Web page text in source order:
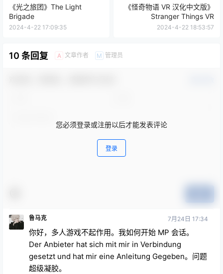
《光之旅团》The Light
Brigade
2024-4-22 17:09:35
《怪奇物语 VR 汉化中文版》
Stranger Things VR
2024-4-22 18:53:57
10 条回复 A 文章作者 M 管理员
您必须登录或注册以后才能发表评论
登录
鲁马克 7月24日 17:34
你好，多人游戏不起作用。我如何开始 MP 会话。
Der Anbieter hat sich mit mir in Verbindung
gesetzt und hat mir eine Anleitung Gegeben。问题
超级凝胶。